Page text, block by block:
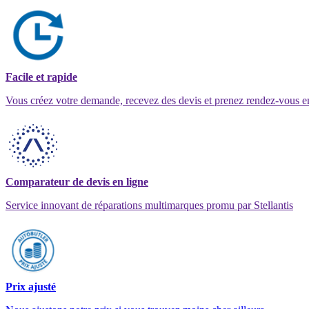
Facile et rapide
Vous créez votre demande, recevez des devis et prenez rendez-vous
Comparateur de devis en ligne
Service innovant de réparations multimarques promu par Stellantis
Prix ajusté